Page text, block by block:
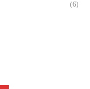
(6)